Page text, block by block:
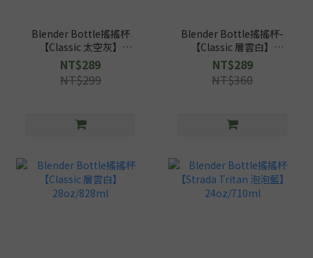
Blender Bottle搖搖杯
【Classic 太空灰】
20oz/592ml
NT$289
NT$299
Blender Bottle搖搖杯-
【Classic 層雲白】
20oz/592ml
NT$289
NT$360